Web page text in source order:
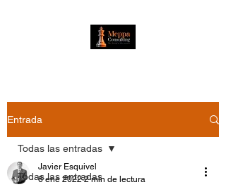
Entrada
Todas las entradas
Todas las entradas
Javier Esquivel
6 ene 2022 2 min de lectura